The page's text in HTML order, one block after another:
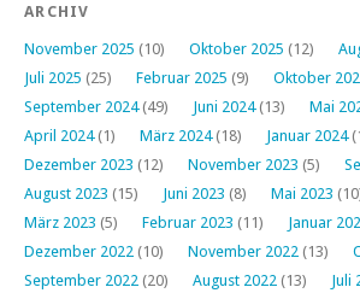
ARCHIV
November 2025 (10) Oktober 2025 (12)
Juli 2025 (25) Februar 2025 (9) Oktober
September 2024(49) Juni 2024(13) Mai
April 2024(1) März 2024(18) Januar 2024
Dezember 2023 (12) November 2023 (5)
August 2023 (15) Juni 2023 (8) Mai 2023
März 2023 (5) Februar 2023 (11) Januar
Dezember 2022 (10) November 2022 (13)
September 2022 (20) August 2022 (13) Juli